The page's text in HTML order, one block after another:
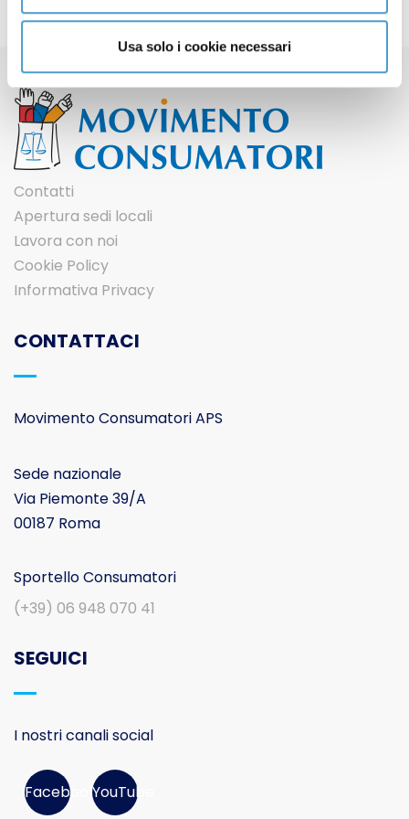
Usa solo i cookie necessari
Contatti
Apertura sedi locali
Lavora con noi
Cookie Policy
Informativa Privacy
CONTATTACI
Movimento Consumatori APS
Sede nazionale
Via Piemonte 39/A
00187 Roma
Sportello Consumatori
(+39) 06 948 070 41
SEGUICI
I nostri canali social
FacebookYouTube